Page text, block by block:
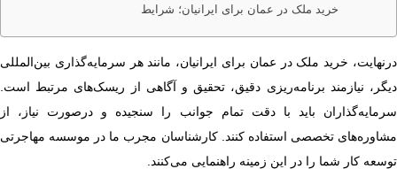
خرید ملک در عمان برای ایرانیان؛ شرایط
درنهایت، خرید ملک در عمان برای ایرانیان، مانند هر سرمایه‌گذاری بین‌المللی
دیگر، نیازمند برنامه‌ریزی دقیق، تحقیق و آگاهی از ریسک‌های مرتبط است.
سرمایه‌گذاران باید با دقت تمام جوانب را سنجیده و درصورت نیاز، از
مشاوره‌های تخصصی استفاده کنند. کارشناسان مجرب ما در موسسه مهاجرتی
توسعه کار شما را در این زمینه راهنمایی می‌کنند.